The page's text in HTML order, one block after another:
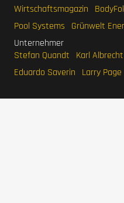
Wirtschaftsmagazin
Pool Systems
Grünwelt
Unternehmer
Stefan Quandt
Karl
Eduardo Saverin
Larry Page